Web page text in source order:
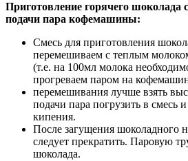
Приготовление горячего
подачи пара кофемашины:
Смесь для приготовления
перемешиваем с теплым
(т.е. на 100мл молока
прогреваем паром на
перемешивания лучше взять
подачи пара погрузить в смесь
кипения.
После загущения шоколадного
следует прекратить. Паровую
шоколада.